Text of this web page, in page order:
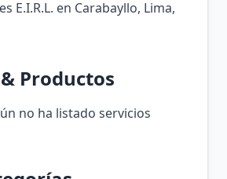
E.I.R.L. en Carabayllo, Lima,
Productos
no ha listado servicios